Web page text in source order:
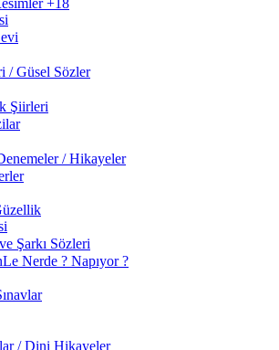
+18
/ Güsel Sözler
Şiirleri
/ Hikayeler
Şarkı Sözleri
Nerde ? Napıyor ?
/ Dini Hikayeler